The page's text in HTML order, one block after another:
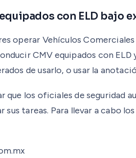
con ELD bajo
operar Vehículos
CMV equipados con
de usarlo, o usar la
que los oficiales de seguridad
sus tareas. Para llevar a cabo